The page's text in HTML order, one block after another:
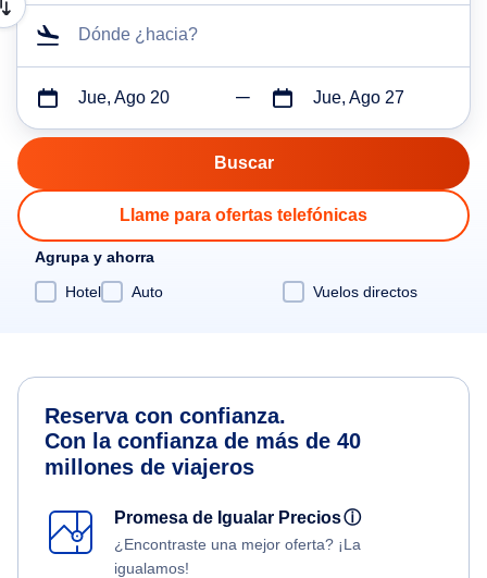
Dónde ¿hacia?
Jue, Ago 20 Jue, Ago 27
Llame para ofertas telefónicas
Agrupa y ahorra
Hotel
Auto Vuelos directos
Reserva con confianza.
Con la confianza de más de 40
millones de viajeros
Promesa de Igualar Preciosⓘ
¿Encontraste una mejor oferta? ¡La
igualamos!